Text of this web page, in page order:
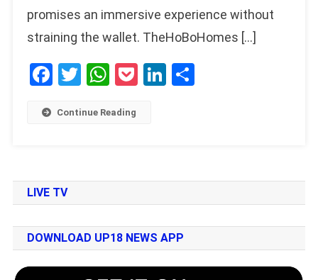
promises an immersive experience without
straining the wallet. TheHoBoHomes […]
Facebook
Twitter
WhatsApp
PocketLinkedIn
Share
Continue Reading
LIVE TV
DOWNLOAD UP18 NEWS APP